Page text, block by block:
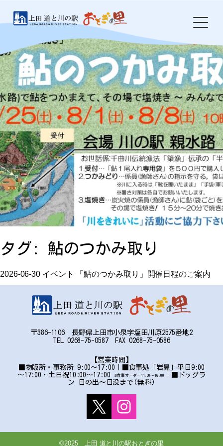
おとぎの里について
お知らせ
イベント
農産物・特産品
食事処 岩鼻
ドッグラン
防災・環境整備
長野県上田市小泉字塩田川原2575番地2
TEL:0268-75-0587 FAX:0268-75-0586
タグ: 鮎のつかみ取り
2026-06-30 イベント 「鮎のつかみ取り」開催日程のご案内
〒386-1106 長野県上田市小泉字塩田川原2575番地2
TEL 0268-75-0587 FAX 0268-75-0586
【営業時間】
■物販所・事務所 9:00～17:00｜■食事処「岩鼻」平日9:00
～17:00・土日祝10:00～17:00
※食事オーダー11:00〜16:00
｜■ドッグラ
ン 日の出～日没まで(無料)
©2025 上田 道と川の駅おとぎの里